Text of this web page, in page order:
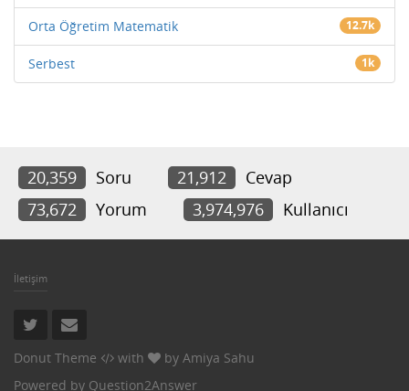
Orta Öğretim Matematik 12.7k
Serbest 1k
20,359 Soru 21,912
Cevap
73,672
Yorum 3,974,976 Kullanıcı
İletişim
Donut Theme with by Amiya Sahu
Powered by Question2Answer